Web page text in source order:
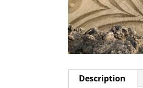
Description